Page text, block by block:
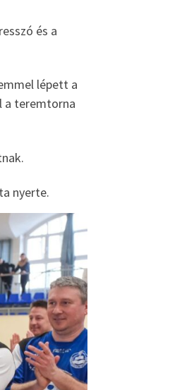
és a
lépett a
a teremtorna
nyerte.